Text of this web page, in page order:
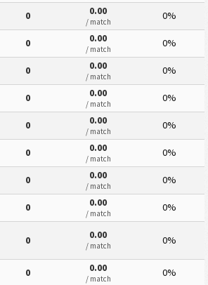
0 0.00
/ match 0%
0 0.00
/ match 0%
0 0.00
/ match 0%
0 0.00
/ match 0%
0 0.00
/ match 0%
0 0.00
/ match 0%
0 0.00
/ match 0%
0 0.00
/ match 0%
0 0.00
/ match 0%
0 0.00
/ match 0%